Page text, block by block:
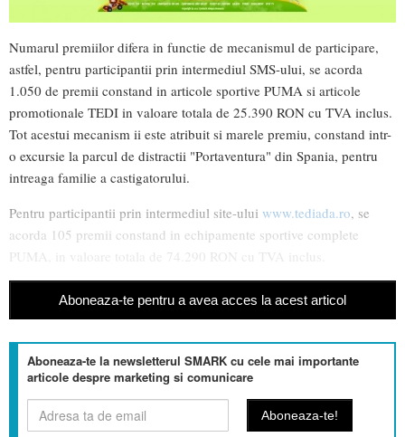
Numarul premiilor difera in functie de mecanismul de participare,
astfel, pentru participantii prin intermediul SMS-ului, se acorda
1.050 de premii constand in articole sportive PUMA si articole
promotionale TEDI in valoare totala de 25.390 RON cu TVA inclus.
Tot acestui mecanism ii este atribuit si marele premiu, constand intr-
o excursie la parcul de distractii "Portaventura" din Spania, pentru
intreaga familie a castigatorului.
Pentru participantii prin intermediul site-ului www.tediada.ro, se
acorda 105 premii constand in echipamente sportive complete
PUMA, in valoare totala de 74.290 RON cu TVA inclus.
Aboneaza-te pentru a avea acces la acest articol
Aboneaza-te la newsletterul SMARK cu cele mai importante
articole despre marketing si comunicare